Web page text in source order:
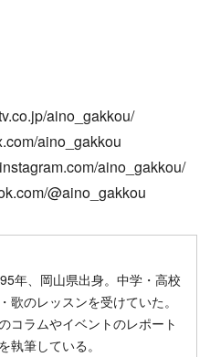
aino_gakkou/
aino_gakkou
aino_gakkou/
@aino_gakkou
年、岡山県出身。中学・高校
歌のレッスンを受けていた。
コラムやイベントのレポート
執筆している。